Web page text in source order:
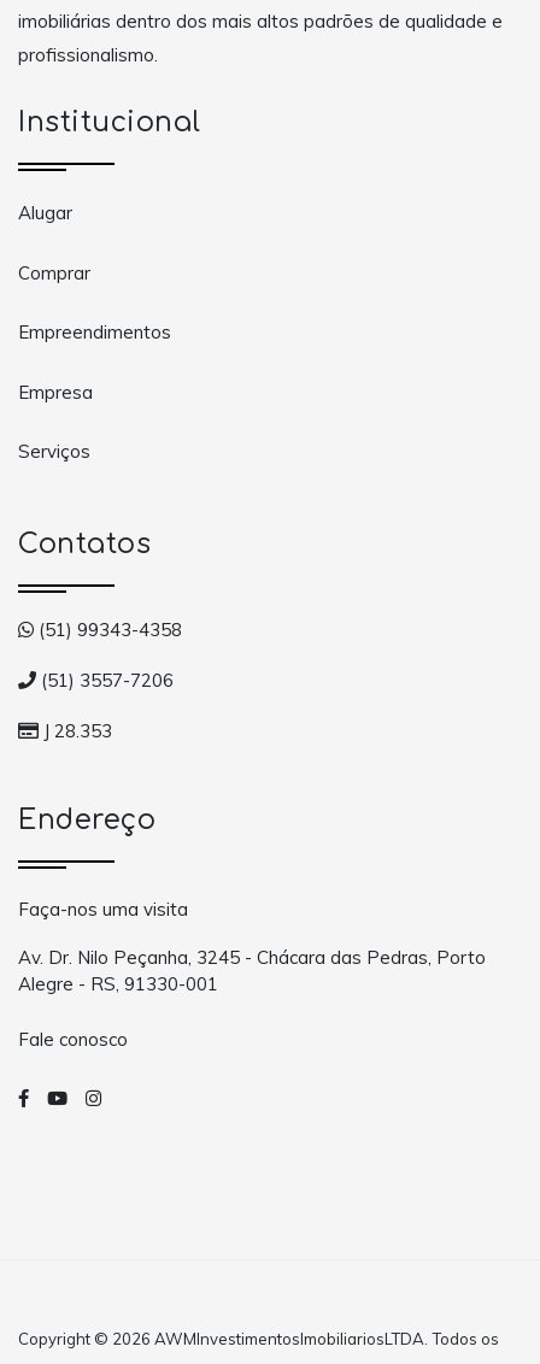
imobiliárias dentro dos mais altos padrões de qualidade e
profissionalismo.
Institucional
Alugar
Comprar
Empreendimentos
Empresa
Serviços
Contatos
(51) 99343-4358
(51) 3557-7206
J 28.353
Endereço
Faça-nos uma visita
Av. Dr. Nilo Peçanha, 3245 - Chácara das Pedras, Porto
Alegre - RS, 91330-001
Fale conosco
Copyright © 2026 AWMInvestimentosImobiliariosLTDA. Todos os